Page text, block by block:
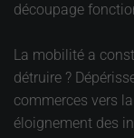
découpage
La mobilité a
détruire ?
commerces vers
éloignement des